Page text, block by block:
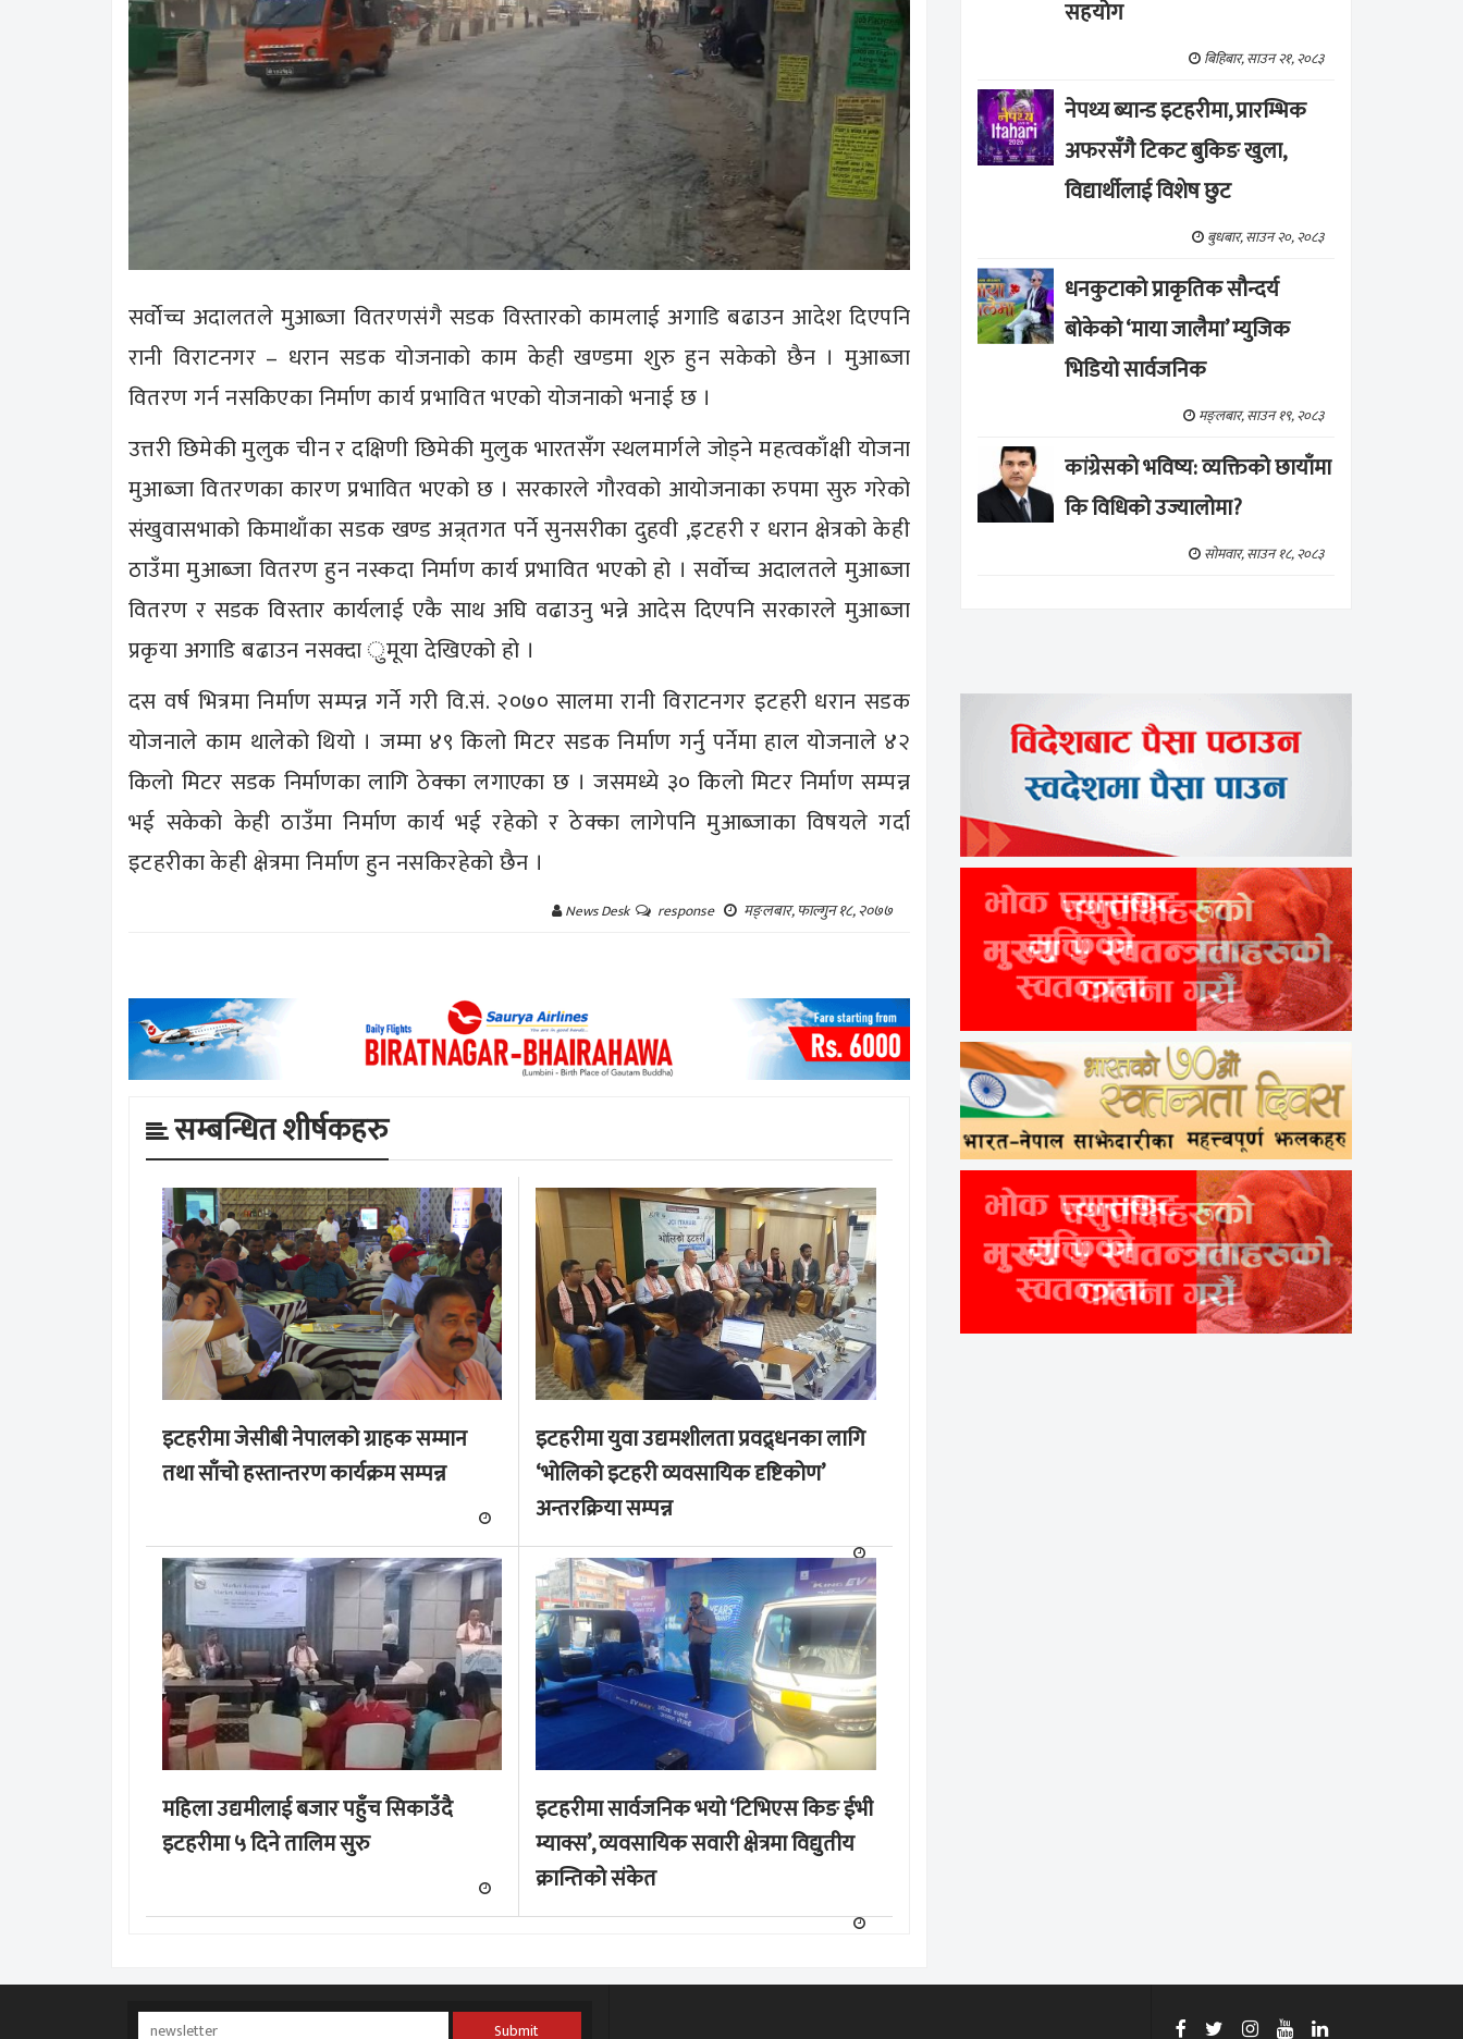
सर्वाेच्च अदालतले मुआब्जा वितरणसंगै सडक विस्तारको कामलाई अगाडि बढाउन आदेश दिएपनि
रानी विराटनगर – धरान सडक योजनाको काम केही खण्डमा शुरु हुन सकेको छैन । मुआब्जा
वितरण गर्न नसकिएका निर्माण कार्य प्रभावित भएको योजनाको भनाई छ ।
उत्तरी छिमेकी मुलुक चीन र दक्षिणी छिमेकी मुलुक भारतसँग स्थलमार्गले जोड्ने महत्वकाँक्षी योजना
मुआब्जा वितरणका कारण प्रभावित भएको छ । सरकारले गौरवको आयोजनाका रुपमा सुरु गरेको
संखुवासभाको किमाथाँका सडक खण्ड अन्र्तगत पर्ने सुनसरीका दुहवी ,इटहरी र धरान क्षेत्रको केही
ठाउँमा मुआब्जा वितरण हुन नस्कदा निर्माण कार्य प्रभावित भएको हो । सर्वोच्च अदालतले मुआब्जा
वितरण र सडक विस्तार कार्यलाई एकै साथ अघि वढाउनु भन्ने आदेस दिएपनि सरकारले मुआब्जा
प्रकृया अगाडि बढाउन नसक्दा ुमूया देखिएको हो ।
दस वर्ष भित्रमा निर्माण सम्पन्न गर्ने गरी वि.सं. २०७० सालमा रानी विराटनगर इटहरी धरान सडक
योजनाले काम थालेको थियो । जम्मा ४९ किलो मिटर सडक निर्माण गर्नु पर्नेमा हाल योजनाले ४२
किलो मिटर सडक निर्माणका लागि ठेक्का लगाएका छ । जसमध्ये ३० किलो मिटर निर्माण सम्पन्न
भई सकेको केही ठाउँमा निर्माण कार्य भई रहेको र ठेक्का लागेपनि मुआब्जाका विषयले गर्दा
इटहरीका केही क्षेत्रमा निर्माण हुन नसकिरहेको छैन ।
News Desk response मङ्लबार, फाल्गुन १८, २०७७
सम्बन्धित शीर्षकहरु
इटहरीमा जेसीबी नेपालको ग्राहक सम्मान
तथा साँचो हस्तान्तरण कार्यक्रम सम्पन्न
इटहरीमा युवा उद्यमशीलता प्रवद्र्धनका लागि
‘भोलिको इटहरी व्यवसायिक दृष्टिकोण’
अन्तरक्रिया सम्पन्न
महिला उद्यमीलाई बजार पहुँच सिकाउँदै
इटहरीमा ५ दिने तालिम सुरु
इटहरीमा सार्वजनिक भयो ‘टिभिएस किङ ईभी
म्याक्स’, व्यवसायिक सवारी क्षेत्रमा विद्युतीय
क्रान्तिको संकेत
सहयोग
बिहिबार, साउन २१, २०८३
नेपथ्य ब्यान्ड इटहरीमा, प्रारम्भिक
अफरसँगै टिकट बुकिङ खुला,
विद्यार्थीलाई विशेष छुट
बुधबार, साउन २०, २०८३
धनकुटाको प्राकृतिक सौन्दर्य
बोकेको ‘माया जालैमा’ म्युजिक
भिडियो सार्वजनिक
मङ्लबार, साउन १९, २०८३
कांग्रेसको भविष्य: व्यक्तिको छायाँमा
कि विधिको उज्यालोमा?
सोमवार, साउन १८, २०८३
Submit